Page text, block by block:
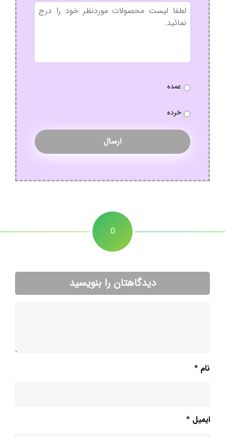
بدون
عنوان
نوع
عمده
خرده
0
دیدگاهتان را بنویسید
نام *
ایمیل *